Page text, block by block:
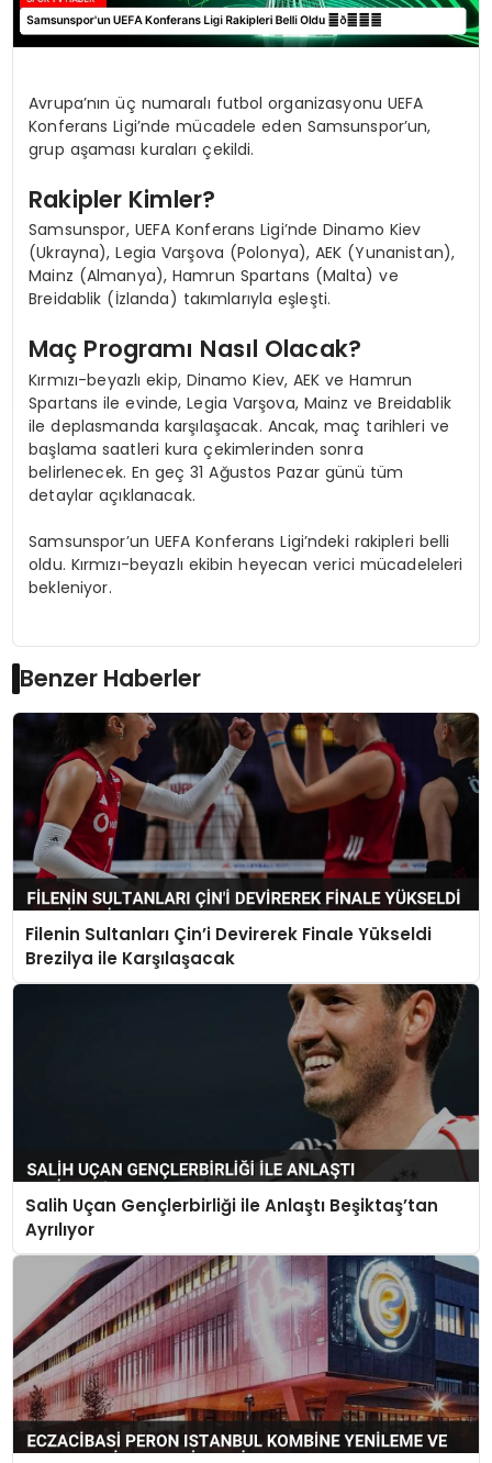
Avrupa’nın üç numaralı futbol organizasyonu UEFA
Konferans Ligi’nde mücadele eden Samsunspor’un,
grup aşaması kuraları çekildi.
Rakipler Kimler?
Samsunspor, UEFA Konferans Ligi’nde Dinamo Kiev
(Ukrayna), Legia Varşova (Polonya), AEK (Yunanistan),
Mainz (Almanya), Hamrun Spartans (Malta) ve
Breidablik (İzlanda) takımlarıyla eşleşti.
Maç Programı Nasıl Olacak?
Kırmızı-beyazlı ekip, Dinamo Kiev, AEK ve Hamrun
Spartans ile evinde, Legia Varşova, Mainz ve Breidablik
ile deplasmanda karşılaşacak. Ancak, maç tarihleri ve
başlama saatleri kura çekimlerinden sonra
belirlenecek. En geç 31 Ağustos Pazar günü tüm
detaylar açıklanacak.
Samsunspor’un UEFA Konferans Ligi’ndeki rakipleri belli
oldu. Kırmızı-beyazlı ekibin heyecan verici mücadeleleri
bekleniyor.
Benzer Haberler
Filenin Sultanları Çin’i Devirerek Finale Yükseldi
Brezilya ile Karşılaşacak
Salih Uçan Gençlerbirliği ile Anlaştı Beşiktaş’tan
Ayrılıyor